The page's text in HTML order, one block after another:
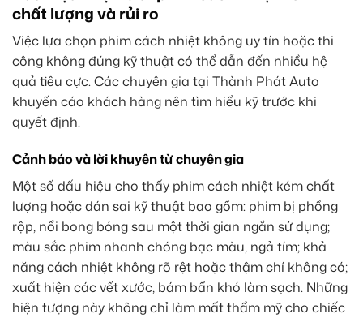
chất lượng và rủi ro
Việc lựa chọn phim cách nhiệt không uy tín hoặc thi
công không đúng kỹ thuật có thể dẫn đến nhiều hệ
quả tiêu cực. Các chuyên gia tại Thành Phát Auto
khuyến cáo khách hàng nên tìm hiểu kỹ trước khi
quyết định.
Cảnh báo và lời khuyên từ chuyên gia
Một số dấu hiệu cho thấy phim cách nhiệt kém chất
lượng hoặc dán sai kỹ thuật bao gồm: phim bị phồng
rộp, nổi bong bóng sau một thời gian ngắn sử dụng;
màu sắc phim nhanh chóng bạc màu, ngả tím; khả
năng cách nhiệt không rõ rệt hoặc thậm chí không có;
xuất hiện các vết xước, bám bẩn khó làm sạch. Những
hiện tượng này không chỉ làm mất thẩm mỹ cho chiếc